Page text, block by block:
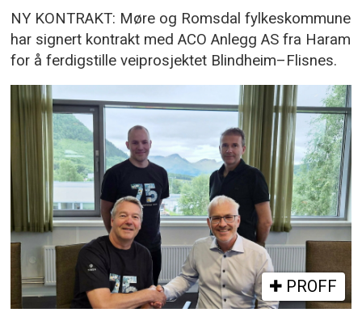
NY KONTRAKT: Møre og Romsdal fylkeskommune
har signert kontrakt med ACO Anlegg AS fra Haram
for å ferdigstille veiprosjektet Blindheim–Flisnes.
PROFF